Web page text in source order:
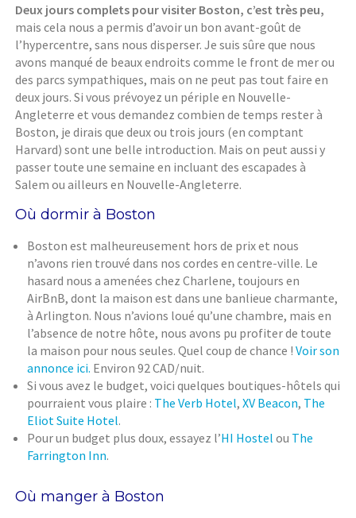
Deux jours complets pour visiter Boston, c’est très peu,
mais cela nous a permis d’avoir un bon avant-goût de
l’hypercentre, sans nous disperser. Je suis sûre que nous
avons manqué de beaux endroits comme le front de mer ou
des parcs sympathiques, mais on ne peut pas tout faire en
deux jours. Si vous prévoyez un périple en Nouvelle-
Angleterre et vous demandez combien de temps rester à
Boston, je dirais que deux ou trois jours (en comptant
Harvard) sont une belle introduction. Mais on peut aussi y
passer toute une semaine en incluant des escapades à
Salem ou ailleurs en Nouvelle-Angleterre.
Où dormir à Boston
Boston est malheureusement hors de prix et nous
n’avons rien trouvé dans nos cordes en centre-ville. Le
hasard nous a amenées chez Charlene, toujours en
AirBnB, dont la maison est dans une banlieue charmante,
à Arlington. Nous n’avions loué qu’une chambre, mais en
l’absence de notre hôte, nous avons pu profiter de toute
la maison pour nous seules. Quel coup de chance !Voir son
annonce ici. Environ 92 CAD/nuit.
Si vous avez le budget, voici quelques boutiques-hôtels qui
pourraient vous plaire : The Verb Hotel,XV Beacon, The
Eliot Suite Hotel.
Pour un budget plus doux, essayez l’HI Hostel ou The
Farrington Inn.
Où manger à Boston